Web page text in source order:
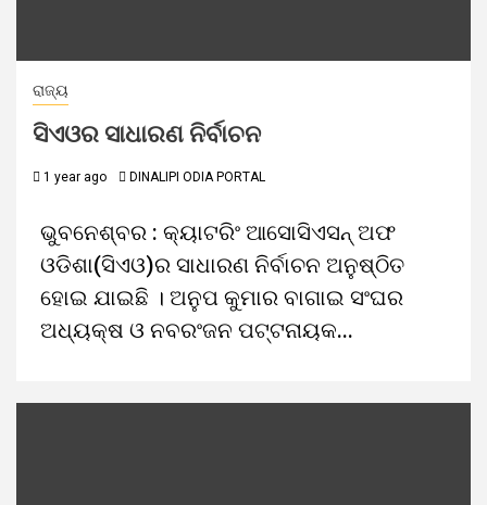
ରାଜ୍ୟ
ସିଏଓର ସାଧାରଣ ନିର୍ବାଚନ
1 year ago DINALIPI ODIA PORTAL
ଭୁବନେଶ୍ବର : କ୍ୟାଟରିଂ ଆସୋସିଏସନ୍ ଅଫ
ଓଡିଶା(ସିଏଓ)ର ସାଧାରଣ ନିର୍ବାଚନ ଅନୁଷ୍ଠିତ
ହୋଇ ଯାଇଛି । ଅନୁପ କୁମାର ବାଗାଇ ସଂଘର
ଅଧ୍ୟକ୍ଷ ଓ ନବରଂଜନ ପଟ୍ଟନାୟକ...